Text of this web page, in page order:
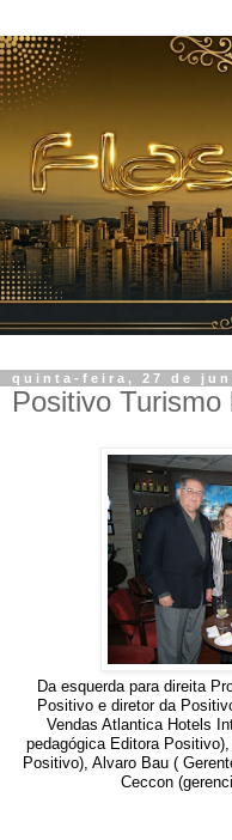
quinta-feira, 27 de
Positivo
Da esquerda para direita
Positivo e diretor da
Vendas Atlantica Hotels
pedagógica Editora
Positivo), Alvaro Bau (
Ceccon